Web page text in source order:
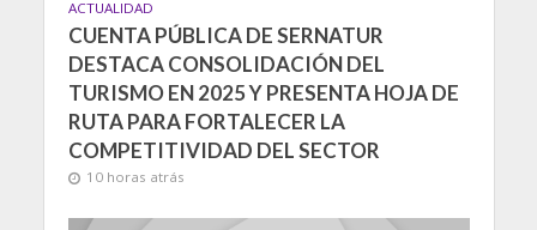
ACTUALIDAD
CUENTA PÚBLICA DE SERNATUR
DESTACA CONSOLIDACIÓN DEL
TURISMO EN 2025 Y PRESENTA HOJA DE
RUTA PARA FORTALECER LA
COMPETITIVIDAD DEL SECTOR
10 horas atrás